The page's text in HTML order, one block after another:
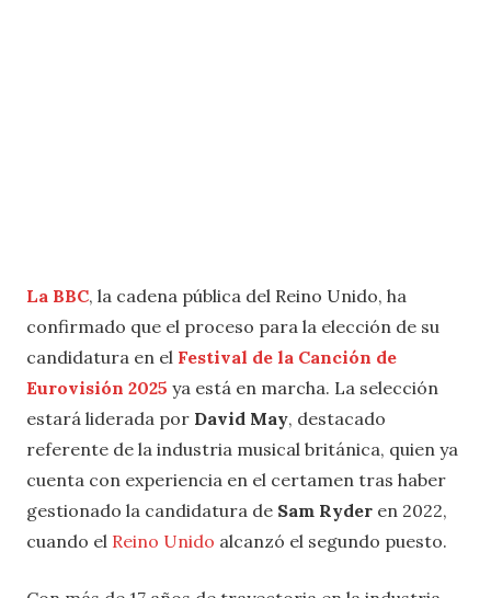
La BBC, la cadena pública del Reino Unido, ha
confirmado que el proceso para la elección de su
candidatura en el Festival de la Canción de
Eurovisión 2025 ya está en marcha. La selección
estará liderada por David May, destacado
referente de la industria musical británica, quien ya
cuenta con experiencia en el certamen tras haber
gestionado la candidatura de Sam Ryder en 2022,
cuando el Reino Unido alcanzó el segundo puesto.